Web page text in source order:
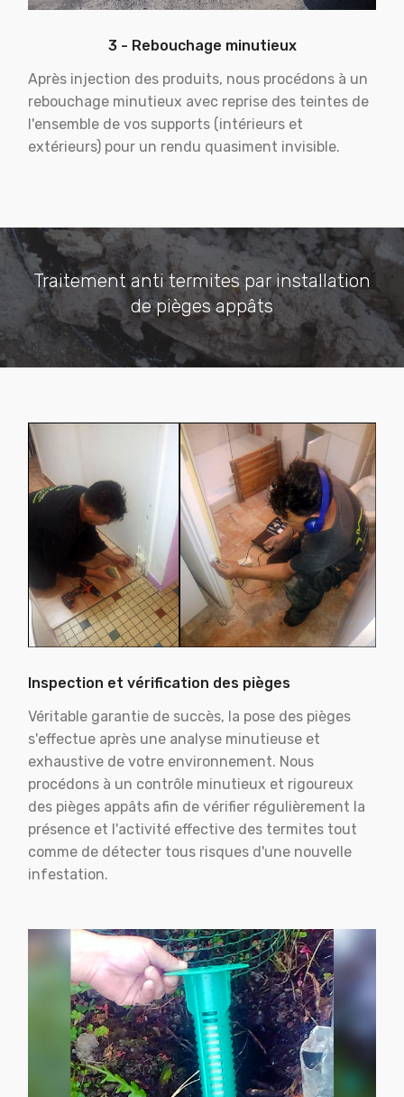
3 - Rebouchage minutieux
Après injection des produits, nous procédons à un
rebouchage minutieux avec reprise des teintes de
l'ensemble de vos supports (intérieurs et
extérieurs) pour un rendu quasiment invisible.
Traitement anti termites par installation
de pièges appâts
Inspection et vérification des pièges
Véritable garantie de succès, la pose des pièges
s'effectue après une analyse minutieuse et
exhaustive de votre environnement. Nous
procédons à un contrôle minutieux et rigoureux
des pièges appâts afin de vérifier régulièrement la
présence et l'activité effective des termites tout
comme de détecter tous risques d'une nouvelle
infestation.